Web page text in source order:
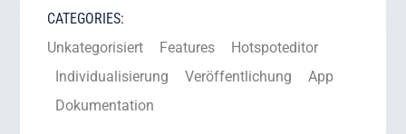
CATEGORIES:
Unkategorisiert
Features
Hotspoteditor
Individualisierung
Veröffentlichung
App
Dokumentation